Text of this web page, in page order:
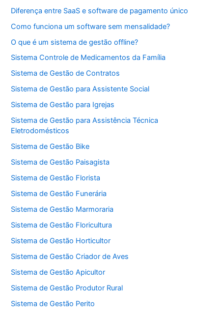
Diferença entre SaaS e software de pagamento único
Como funciona um software sem mensalidade?
O que é um sistema de gestão offline?
Sistema Controle de Medicamentos da Família
Sistema de Gestão de Contratos
Sistema de Gestão para Assistente Social
Sistema de Gestão para Igrejas
Sistema de Gestão para Assistência Técnica
Eletrodomésticos
Sistema de Gestão Bike
Sistema de Gestão Paisagista
Sistema de Gestão Florista
Sistema de Gestão Funerária
Sistema de Gestão Marmoraria
Sistema de Gestão Floricultura
Sistema de Gestão Horticultor
Sistema de Gestão Criador de Aves
Sistema de Gestão Apicultor
Sistema de Gestão Produtor Rural
Sistema de Gestão Perito